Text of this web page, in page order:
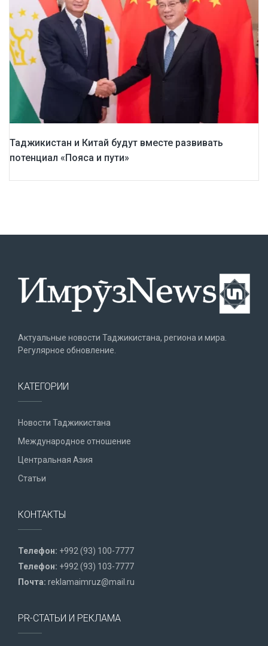
Таджикистан и Китай будут вместе развивать
потенциал «Пояса и пути»
Актуальные новости Таджикистана, региона и мира.
Регулярное обновление.
КАТЕГОРИИ
Новости Таджикистана
Международное отношение
Центральная Азия
Статьи
КОНТАКТЫ
Телефон: +992 (93) 100-7777
Телефон: +992 (93) 103-7777
Почта: reklamaimruz@mail.ru
PR-СТАТЬИ И РЕКЛАМА